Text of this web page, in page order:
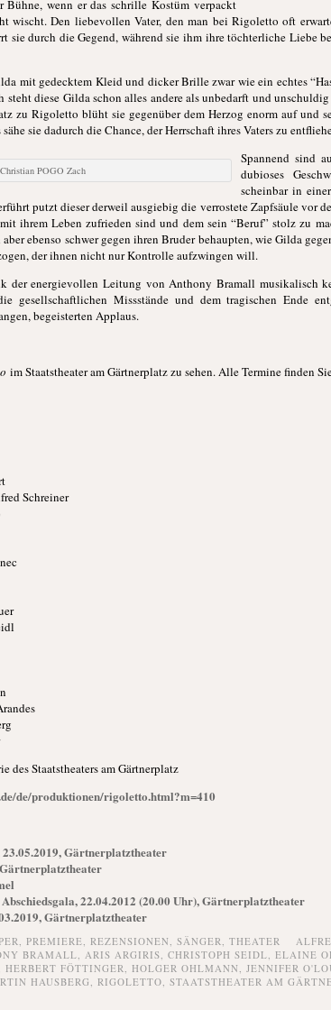
wenn er das schrille Kostüm verpackt
wischt. Den liebevollen Vater, den man bei Rigoletto oft
sie durch die Gegend, während sie ihm ihre töchterliche Liebe
mit gedecktem Kleid und dicker Brille zwar wie ein echtes
diese Gilda schon alles andere als unbedarft und
zu Rigoletto blüht sie gegenüber dem Herzog enorm auf und
sie dadurch die Chance, der Herrschaft ihres Vaters zu
POGO Zach
Spannend sind
dubioses
scheinbar in
putzt dieser derweil ausgiebig die verrostete Zapfsäule vor
ihrem Leben zufrieden sind und dem sein “Beruf” stolz zu
ebenso schwer gegen ihren Bruder behaupten, wie Gilda
der ihnen nicht nur Kontrolle aufzwingen will.
der energievollen Leitung von Anthony Bramall musikalisch
gesellschaftlichen Missstände und dem tragischen Ende
begeisterten Applaus.
im Staatstheater am Gärtnerplatz zu sehen. Alle Termine finden
Schreiner
des Staatstheaters am Gärtnerplatz
de/produktionen/rigoletto.html?m=410
Gärtnerplatztheater
22.04.2012 (20.00 Uhr), Gärtnerplatztheater
Gärtnerplatztheater
PREMIERE, REZENSIONEN, SÄNGER, THEATER
BRAMALL, ARIS ARGIRIS, CHRISTOPH SEIDL, ELAINE
HERBERT FÖTTINGER, HOLGER OHLMANN, JENNIFER
HAUSBERG, RIGOLETTO, STAATSTHEATER AM